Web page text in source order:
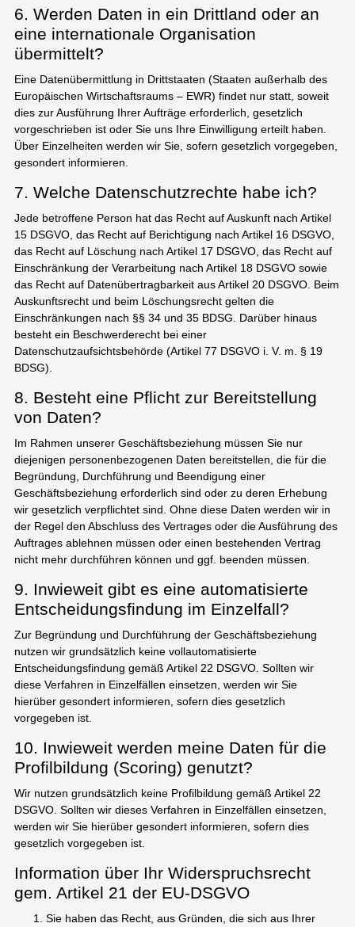
6. Werden Daten in ein Drittland oder an
eine internationale Organisation
übermittelt?
Eine Datenübermittlung in Drittstaaten (Staaten außerhalb des
Europäischen Wirtschaftsraums – EWR) findet nur statt, soweit
dies zur Ausführung Ihrer Aufträge erforderlich, gesetzlich
vorgeschrieben ist oder Sie uns Ihre Einwilligung erteilt haben.
Über Einzelheiten werden wir Sie, sofern gesetzlich vorgegeben,
gesondert informieren.
7. Welche Datenschutzrechte habe ich?
Jede betroffene Person hat das Recht auf Auskunft nach Artikel
15 DSGVO, das Recht auf Berichtigung nach Artikel 16 DSGVO,
das Recht auf Löschung nach Artikel 17 DSGVO, das Recht auf
Einschränkung der Verarbeitung nach Artikel 18 DSGVO sowie
das Recht auf Datenübertragbarkeit aus Artikel 20 DSGVO. Beim
Auskunftsrecht und beim Löschungsrecht gelten die
Einschränkungen nach §§ 34 und 35 BDSG. Darüber hinaus
besteht ein Beschwerderecht bei einer
Datenschutzaufsichtsbehörde (Artikel 77 DSGVO i. V. m. § 19
BDSG).
8. Besteht eine Pflicht zur Bereitstellung
von Daten?
Im Rahmen unserer Geschäftsbeziehung müssen Sie nur
diejenigen personenbezogenen Daten bereitstellen, die für die
Begründung, Durchführung und Beendigung einer
Geschäftsbeziehung erforderlich sind oder zu deren Erhebung
wir gesetzlich verpflichtet sind. Ohne diese Daten werden wir in
der Regel den Abschluss des Vertrages oder die Ausführung des
Auftrages ablehnen müssen oder einen bestehenden Vertrag
nicht mehr durchführen können und ggf. beenden müssen.
9. Inwieweit gibt es eine automatisierte
Entscheidungsfindung im Einzelfall?
Zur Begründung und Durchführung der Geschäftsbeziehung
nutzen wir grundsätzlich keine vollautomatisierte
Entscheidungsfindung gemäß Artikel 22 DSGVO. Sollten wir
diese Verfahren in Einzelfällen einsetzen, werden wir Sie
hierüber gesondert informieren, sofern dies gesetzlich
vorgegeben ist.
10. Inwieweit werden meine Daten für die
Profilbildung (Scoring) genutzt?
Wir nutzen grundsätzlich keine Profilbildung gemäß Artikel 22
DSGVO. Sollten wir dieses Verfahren in Einzelfällen einsetzen,
werden wir Sie hierüber gesondert informieren, sofern dies
gesetzlich vorgegeben ist.
Information über Ihr Widerspruchsrecht
gem. Artikel 21 der EU-DSGVO
Sie haben das Recht, aus Gründen, die sich aus Ihrer